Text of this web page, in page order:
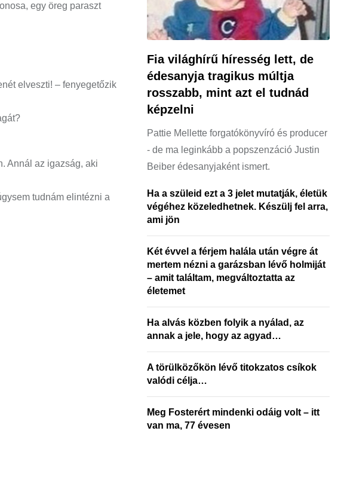
egy öreg paraszt
elveszti! – fenyegetőzik
Annál az igazság, aki
tudnám elintézni a
Fia világhírű híresség lett, de
édesanyja tragikus múltja
rosszabb, mint azt el tudnád
képzelni
Pattie Mellette forgatókönyvíró és producer
- de ma leginkább a popszenzáció Justin
Beiber édesanyjaként ismert.
Ha a szüleid ezt a 3 jelet mutatják, életük
végéhez közeledhetnek. Készülj fel arra,
ami jön
Két évvel a férjem halála után végre át
mertem nézni a garázsban lévő holmiját
– amit találtam, megváltoztatta az
életemet
Ha alvás közben folyik a nyálad, az
annak a jele, hogy az agyad…
A törülközőkön lévő titokzatos csíkok
valódi célja…
Meg Fosterért mindenki odáig volt – itt
van ma, 77 évesen